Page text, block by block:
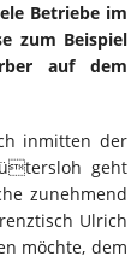
Betriebe im
zum Beispiel
auf dem
inmitten der
geht
zunehmend
Ulrich
möchte, dem